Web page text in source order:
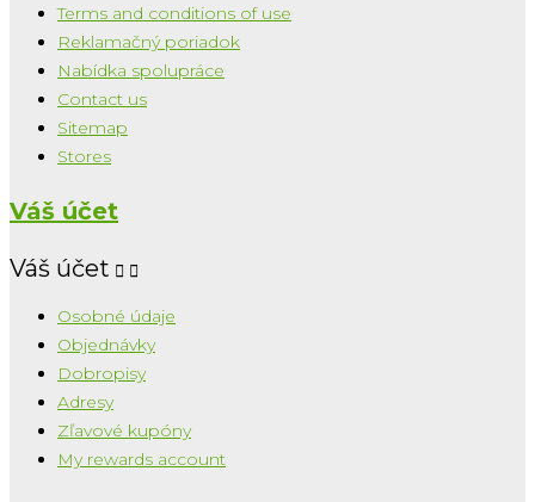
Terms and conditions of use
Reklamačný poriadok
Nabídka spolupráce
Contact us
Sitemap
Stores
Váš účet
Váš účet  
Osobné údaje
Objednávky
Dobropisy
Adresy
Zľavové kupóny
My rewards account